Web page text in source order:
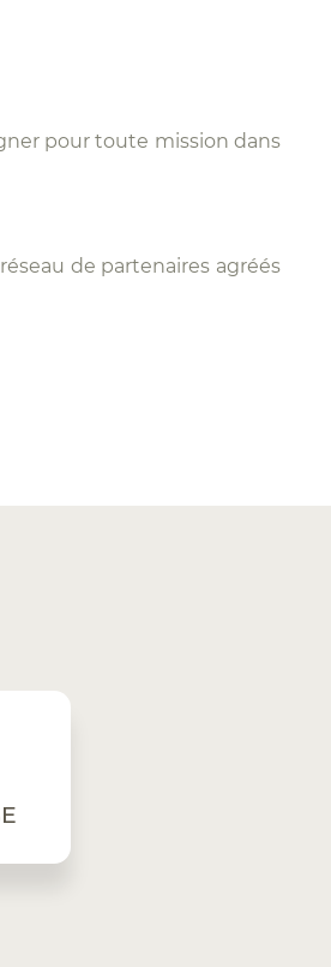
pour toute mission dans
de partenaires agréés